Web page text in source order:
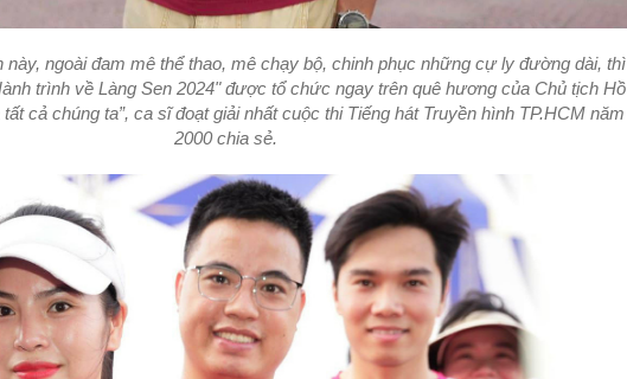
này, ngoài đam mê thể thao, mê chạy bộ, chinh phục những cự ly đường dài, thì
trình về Làng Sen 2024" được tổ chức ngay trên quê hương của Chủ tịch Hồ
cả chúng ta”, ca sĩ đoạt giải nhất cuộc thi Tiếng hát Truyền hình TP.HCM năm
2000 chia sẻ.